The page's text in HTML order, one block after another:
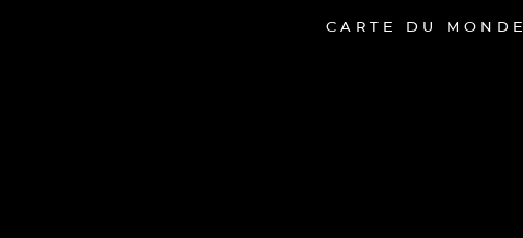
CARTE DU MONDE